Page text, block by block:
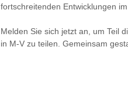
fortschreitenden Entwicklungen
Melden Sie sich jetzt an, um Teil
in M-V zu teilen. Gemeinsam